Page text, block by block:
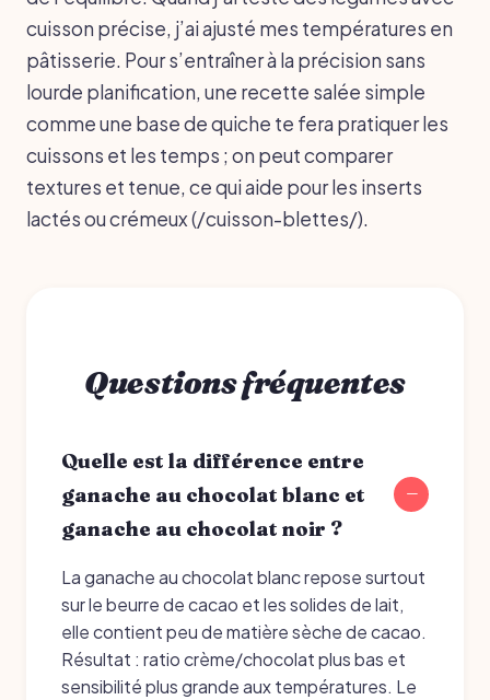
cuisson précise, j’ai ajusté mes températures en
pâtisserie. Pour s’entraîner à la précision sans
lourde planification, une recette salée simple
comme une base de quiche te fera pratiquer les
cuissons et les temps ; on peut comparer
textures et tenue, ce qui aide pour les inserts
lactés ou crémeux (/cuisson-blettes/).
Questions fréquentes
Quelle est la différence entre
ganache au chocolat blanc et
ganache au chocolat noir ?
La ganache au chocolat blanc repose surtout
sur le beurre de cacao et les solides de lait,
elle contient peu de matière sèche de cacao.
Résultat : ratio crème/chocolat plus bas et
sensibilité plus grande aux températures. Le